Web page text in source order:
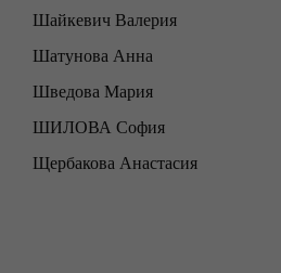
Шайкевич Валерия
Шатунова Анна
Шведова Мария
ШИЛОВА София
Щербакова Анастасия